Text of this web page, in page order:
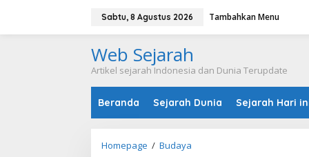
Sabtu, 8 Agustus 2026 Tambahkan Menu
Web Sejarah
Artikel sejarah Indonesia dan Dunia Terupdate
Beranda Sejarah Dunia Sejarah Hari
Homepage / Budaya